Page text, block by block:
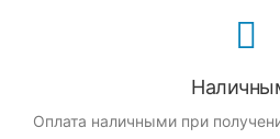
Оплата наличными при